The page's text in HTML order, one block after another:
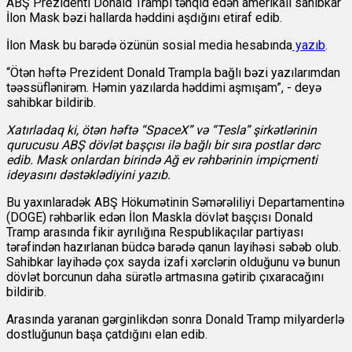
ABŞ Prezidenti Donald Trampı tənqid edən amerikalı sahibkar
İlon Mask bəzi hallarda həddini aşdığını etiraf edib.
İlon Mask bu barədə özünün sosial media hesabında yazıb.
“Ötən həftə Prezident Donald Trampla bağlı bəzi yazılarımdan
təəssüflənirəm. Həmin yazılarda həddimi aşmışam”, - deyə
sahibkar bildirib.
Xatırladaq ki, ötən həftə “SpaceX” və “Tesla” şirkətlərinin
qurucusu ABŞ dövlət başçısı ilə bağlı bir sıra postlar dərc
edib. Mask onlardan birində Ağ ev rəhbərinin impiçmenti
ideyasını dəstəklədiyini yazıb.
Bu yaxınlaradək ABŞ Hökumətinin Səmərəliliyi Departamentinə
(DOGE) rəhbərlik edən İlon Maskla dövlət başçısı Donald
Tramp arasında fikir ayrılığına Respublikaçılar partiyası
tərəfindən hazırlanan büdcə barədə qanun layihəsi səbəb olub.
Sahibkar layihədə çox sayda izafi xərclərin olduğunu və bunun
dövlət borcunun daha sürətlə artmasına gətirib çıxaracağını
bildirib.
Arasında yaranan gərginlikdən sonra Donald Tramp milyarderlə
dostluğunun başa çatdığını elan edib.